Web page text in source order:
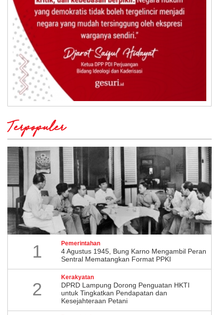
Terpopuler
1 Pemerintahan
4 Agustus 1945, Bung Karno Mengambil Peran
Sentral Mematangkan Format PPKI
2
Kerakyatan
DPRD Lampung Dorong Penguatan HKTI
untuk Tingkatkan Pendapatan dan
Kesejahteraan Petani